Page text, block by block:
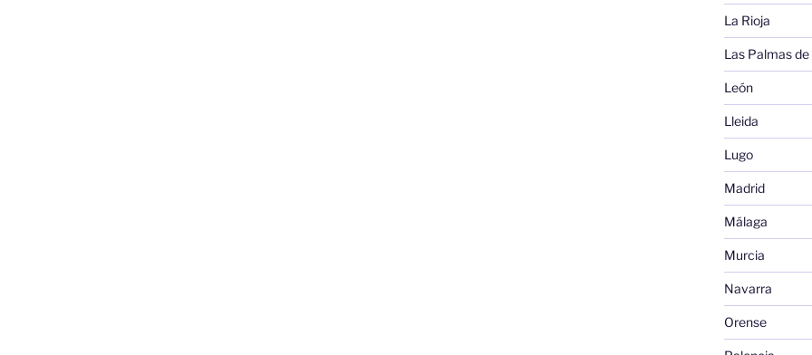
La Rioja
Las Palmas
León
Lleida
Lugo
Madrid
Málaga
Murcia
Navarra
Orense